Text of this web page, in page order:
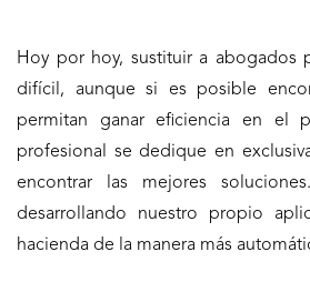
Hoy por hoy, sustituir a abogados
difícil, aunque si es posible
permitan ganar eficiencia en el
profesional se dedique en
encontrar las mejores
desarrollando nuestro propio
hacienda de la manera más